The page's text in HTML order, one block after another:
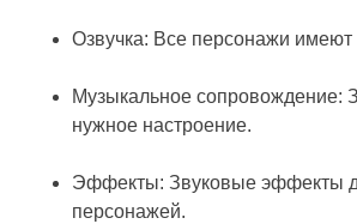
Озвучка: Все персонажи имеют
Музыкальное сопровождение:
нужное настроение.
Эффекты: Звуковые эффекты
персонажей.